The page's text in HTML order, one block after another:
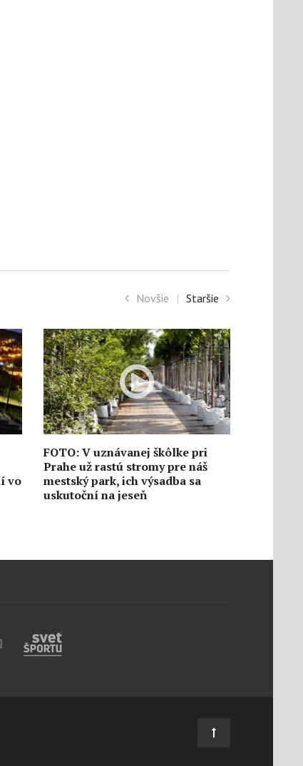
Novšie | Staršie
vo
FOTO: V uznávanej škôlke pri
Prahe už rastú stromy pre náš
mestský park, ich výsadba sa
uskutoční na jeseň
Túto sobotu otvoria v